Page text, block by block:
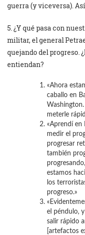
guerra (y viceversa).
5. ¿Y qué pasa con
militar, el general
quejando del progreso.
entiendan?
«Ahora
caballo en
meterle
«Aprendí en
medir el
progresar
también
estamos
los
progreso.»
el péndulo,
salir rápido
[artefactos